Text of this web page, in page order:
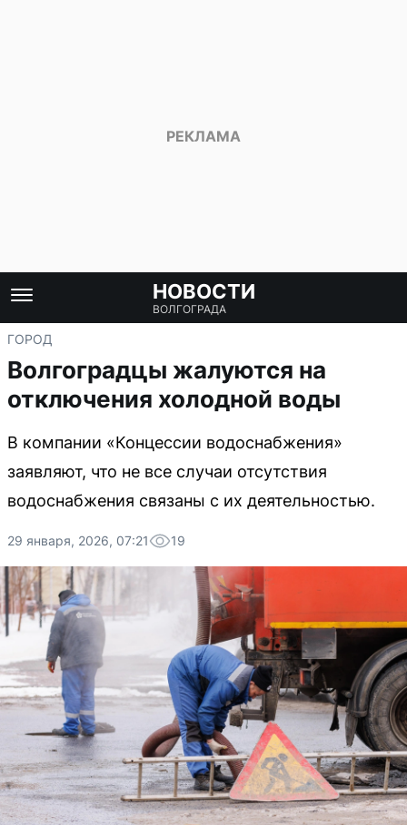
НОВОСТИ
ВОЛГОГРАДА
ГОРОД
Волгоградцы жалуются на
отключения холодной воды
В компании «Концессии водоснабжения»
заявляют, что не все случаи отсутствия
водоснабжения связаны с их деятельностью.
29 января, 2026, 07:21 19